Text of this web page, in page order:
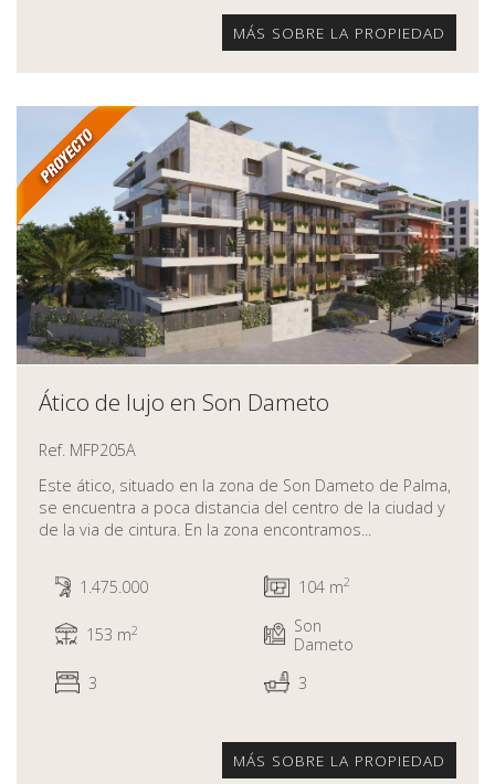
MÁS SOBRE LA PROPIEDAD
Ático de lujo en Son Dameto
Ref. MFP205A
Este ático, situado en la zona de Son Dameto de Palma,
se encuentra a poca distancia del centro de la ciudad y
de la via de cintura. En la zona encontramos...
1.475.000 104 m2
153 m2
Son
Dameto
3
3
MÁS SOBRE LA PROPIEDAD